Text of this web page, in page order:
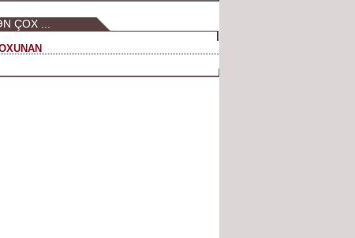
ÇOX ...